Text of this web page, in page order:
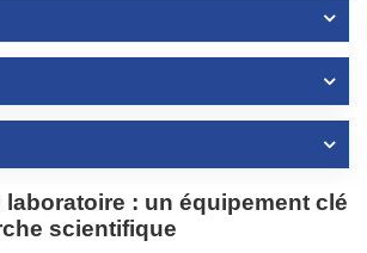
laboratoire : un équipement clé
scientifique